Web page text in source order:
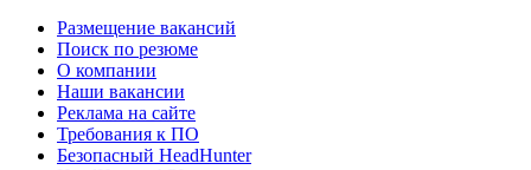
Размещение вакансий
Поиск по резюме
О компании
Наши вакансии
Реклама на сайте
Требования к ПО
Безопасный HeadHunter